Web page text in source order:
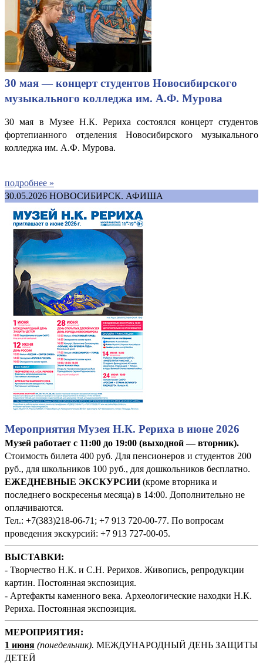
30 мая — концерт студентов Новосибирского
музыкального колледжа им. А.Ф. Мурова
30 мая в Музее Н.К. Рериха состоялся концерт студентов
фортепианного отделения Новосибирского музыкального
колледжа им. А.Ф. Мурова.
подробнее »
30.05.2026 НОВОСИБИРСК. АФИША
Мероприятия Музея Н.К. Рериха в июне 2026
Музей работает с 11:00 до 19:00 (выходной — вторник).
Стоимость билета 400 руб. Для пенсионеров и студентов 200
руб., для школьников 100 руб., для дошкольников бесплатно.
ЕЖЕДНЕВНЫЕ ЭКСКУРСИИ(кроме вторника и
последнего воскресенья месяца) в 14:00. Дополнительно не
оплачиваются.
Тел.: +7(383)218-06-71; +7 913 720-00-77. По вопросам
проведения экскурсий: +7 913 727-00-05.
ВЫСТАВКИ:
- Творчество Н.К. и С.Н. Рерихов. Живопись, репродукции
картин. Постоянная экспозиция.
- Артефакты каменного века. Археологические находки Н.К.
Рериха. Постоянная экспозиция.
МЕРОПРИЯТИЯ:
1 июня (понедельник). МЕЖДУНАРОДНЫЙ ДЕНЬ ЗАЩИТЫ
ДЕТЕЙ